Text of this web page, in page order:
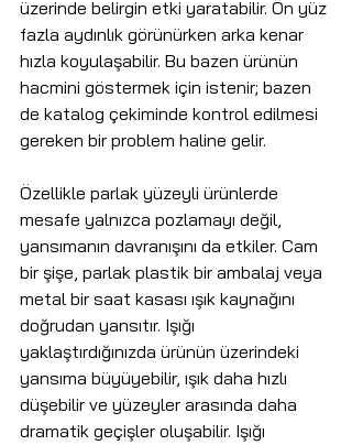
üzerinde belirgin etki yaratabilir. Ön yüz
fazla aydınlık görünürken arka kenar
hızla koyulaşabilir. Bu bazen ürünün
hacmini göstermek için istenir; bazen
de katalog çekiminde kontrol edilmesi
gereken bir problem haline gelir.
Özellikle parlak yüzeyli ürünlerde
mesafe yalnızca pozlamayı değil,
yansımanın davranışını da etkiler. Cam
bir şişe, parlak plastik bir ambalaj veya
metal bir saat kasası ışık kaynağını
doğrudan yansıtır. Işığı
yaklaştırdığınızda ürünün üzerindeki
yansıma büyüyebilir, ışık daha hızlı
düşebilir ve yüzeyler arasında daha
dramatik geçişler oluşabilir. Işığı